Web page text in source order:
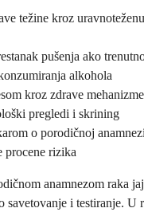
težine kroz
pušenja ako
alkohola
kroz zdrave
pregledi i skrining
o porodičnoj
procene rizika
anamnezom raka
savetovanje i testiranje. U